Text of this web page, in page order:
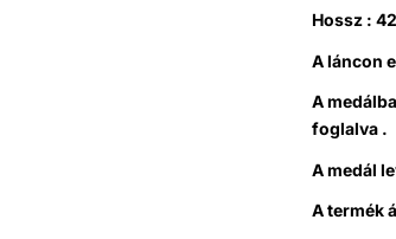
Hossz :
A láncon
A
foglalva .
A medál
A termék